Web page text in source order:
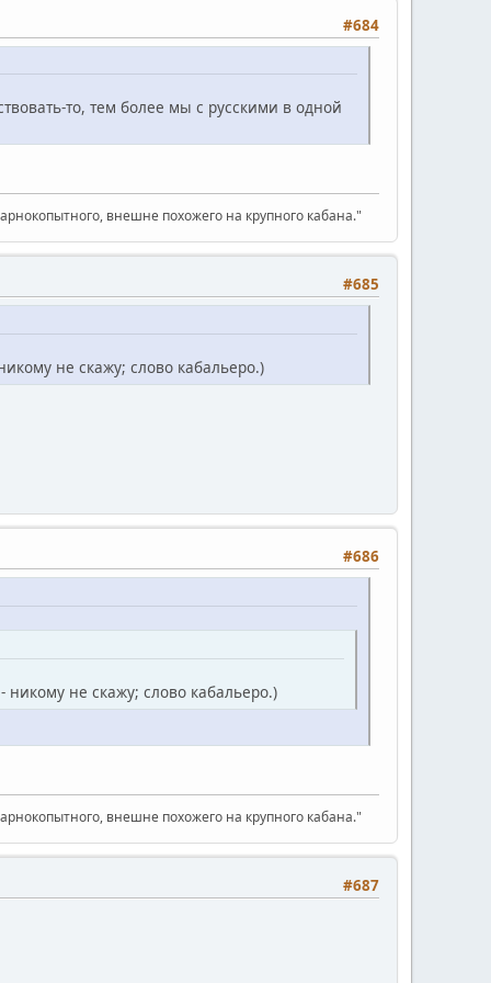
#684
то, тем более мы с русскими в одной
внешне похожего на крупного кабана."
#685
не скажу; слово кабальеро.)
#686
не скажу; слово кабальеро.)
внешне похожего на крупного кабана."
#687